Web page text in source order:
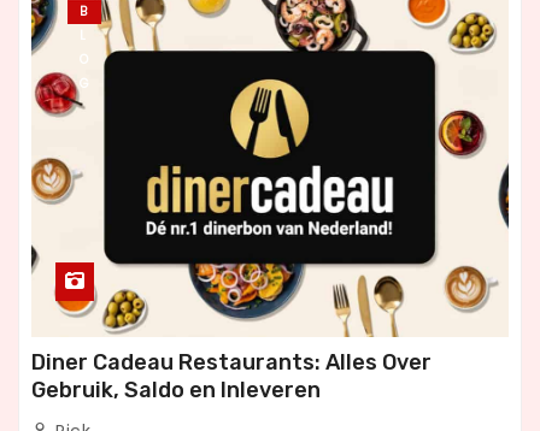
B
L
O
G
Diner Cadeau Restaurants: Alles Over
Gebruik, Saldo en Inleveren